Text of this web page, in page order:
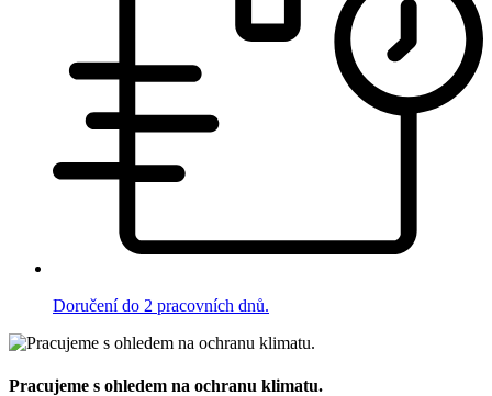
Doručení do 2 pracovních dnů.
Pracujeme s ohledem na ochranu klimatu.